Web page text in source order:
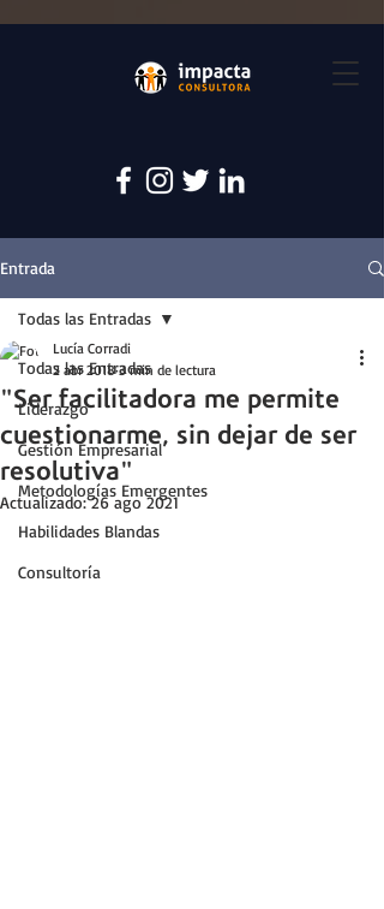
Entrada
Todas las Entradas
Liderazgo
Gestión Empresarial
Metodologías Emergentes
Habilidades Blandas
Consultoría
Todas las Entradas
"Ser facilitadora me permite
cuestionarme, sin dejar de ser
resolutiva"
Lucía Corradi
2 abr 2018 3 min de lectura
Actualizado:26 ago 2021